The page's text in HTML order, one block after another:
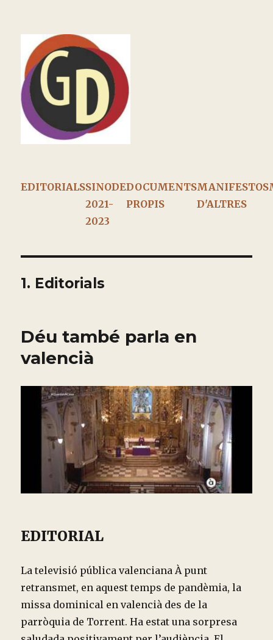
EDITORIALSSINODE
2021-
2023
DOCUMENTS
PROPIS
MANIFESTOS
D'ALTRES
1. Editorials
Déu també parla en
valencià
EDITORIAL
La televisió pública valenciana À punt
retransmet, en aquest temps de pandèmia, la
missa dominical en valencià des de la
parròquia de Torrent. Ha estat una sorpresa